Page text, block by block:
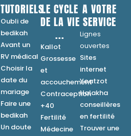
TUTORIELS
Oubli de
bedikah
Avant un
RV médical
Choisir la
date du
mariage
Faire une
bedikah
Un doute
LE CYCLE
DE LA VIE
...
Kallot
Grossesse
et
accouchement
Contraception
+40
Fertilité
Médecine
A VOTRE
SERVICE
Lignes
ouvertes
Sites
internet
Yoatzot
Halakha
conseillères
en fertilité
Trouver une